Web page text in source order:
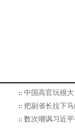
中国高官玩很
把副省长拉下
数次嘲讽习近